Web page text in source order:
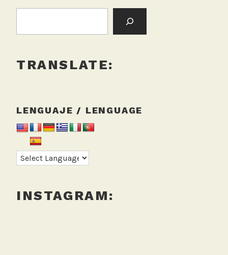
TRANSLATE:
LENGUAJE / LENGUAGE
INSTAGRAM: